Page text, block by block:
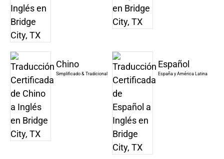
Chino
Simplificado & Tradicional
Español
España y América Latina